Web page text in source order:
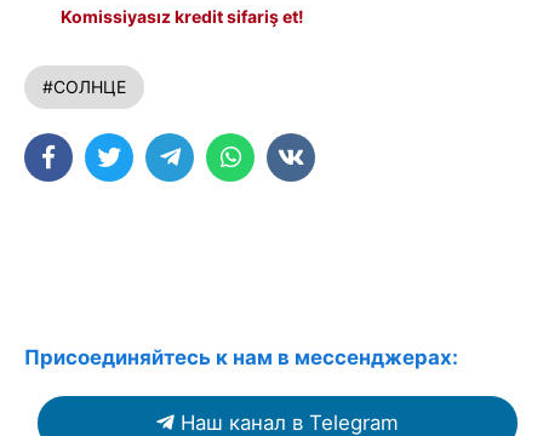
Komissiyasız kredit sifariş et!
#СОЛНЦЕ
Присоединяйтесь к нам в мессенджерах:
Наш канал в Telegram